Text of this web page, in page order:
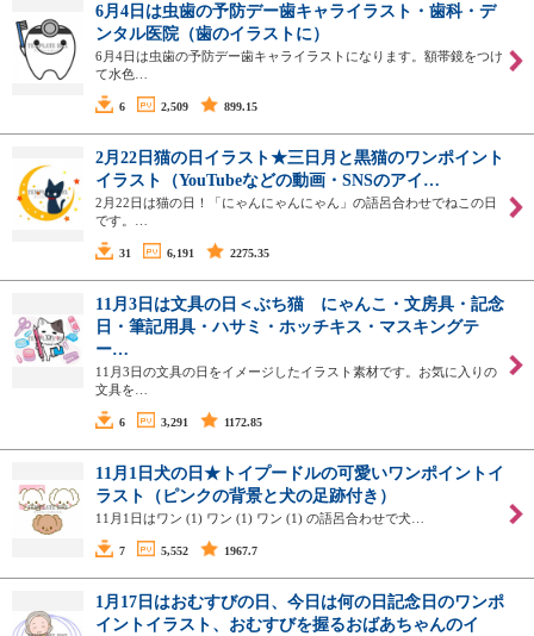
6月4日は虫歯の予防デー歯キャライラスト・歯科・デ
ンタル医院（歯のイラストに）
6月4日は虫歯の予防デー歯キャライラストになります。額帯鏡をつけ
て水色…
6 2,509 899.15
2月22日猫の日イラスト★三日月と黒猫のワンポイント
イラスト（YouTubeなどの動画・SNSのアイ…
2月22日は猫の日！「にゃんにゃんにゃん」の語呂合わせでねこの日
です。…
31 6,191 2275.35
11月3日は文具の日＜ぶち猫 にゃんこ・文房具・記念
日・筆記用具・ハサミ・ホッチキス・マスキングテ
ー…
11月3日の文具の日をイメージしたイラスト素材です。お気に入りの
文具を…
6 3,291 1172.85
11月1日犬の日★トイプードルの可愛いワンポイントイ
ラスト（ピンクの背景と犬の足跡付き）
11月1日はワン (1) ワン (1) ワン (1) の語呂合わせで犬…
7 5,552 1967.7
1月17日はおむすびの日、今日は何の日記念日のワンポ
イントイラスト、おむすびを握るおばあちゃんのイ